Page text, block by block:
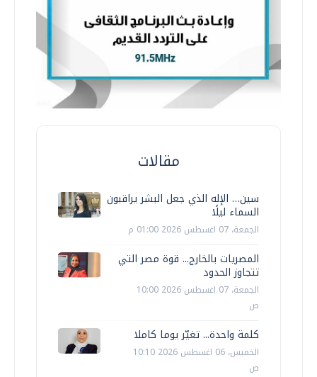
مقالات
سين… الإله الذي جعل البشر يراقبون
السماء ليلًا
الجمعة، 07 اغسطس 2026 01:00 م
المصريات بالخارج... قوة مصر التي
تتجاوز الحدود
الجمعة، 07 اغسطس 2026 10:00
ص
كلمة واحدة... تغيّر يوما كاملا
الخميس، 06 اغسطس 2026 10:10
ص